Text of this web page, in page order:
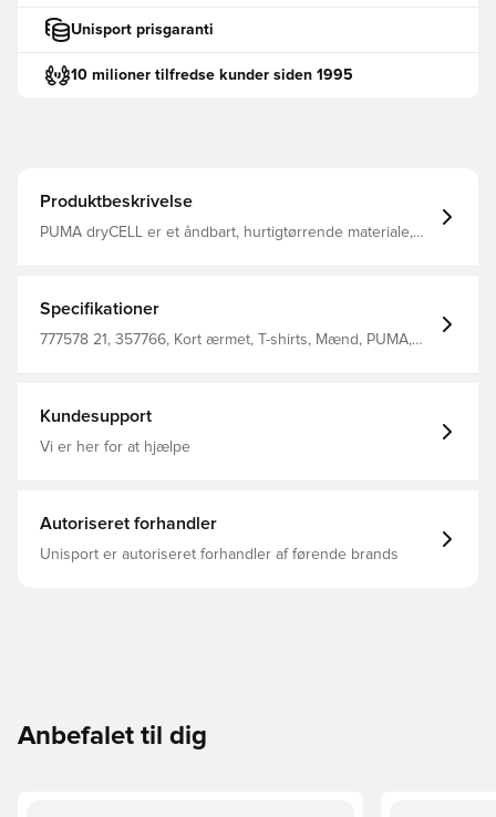
Unisport prisgaranti
10 milioner tilfredse kunder siden 1995
Produktbeskrivelse
PUMA dryCELL er et åndbart, hurtigtørrende materiale,
elastan.
Specifikationer
777578 21, 357766, Kort ærmet, T-shirts, Mænd, PUMA,
Kundesupport
Vi er her for at hjælpe
Autoriseret forhandler
Unisport er autoriseret forhandler af førende brands
Anbefalet til dig